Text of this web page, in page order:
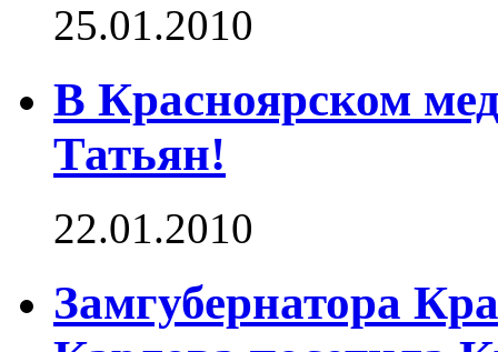
25.01.2010
В Красноярском
Татьян!
22.01.2010
Замгубернатора